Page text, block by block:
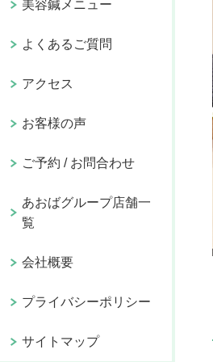
美容鍼メニュー
よくあるご質問
アクセス
お客様の声
ご予約 / お問合わせ
あおばグループ店舗一
覧
会社概要
プライバシーポリシー
サイトマップ